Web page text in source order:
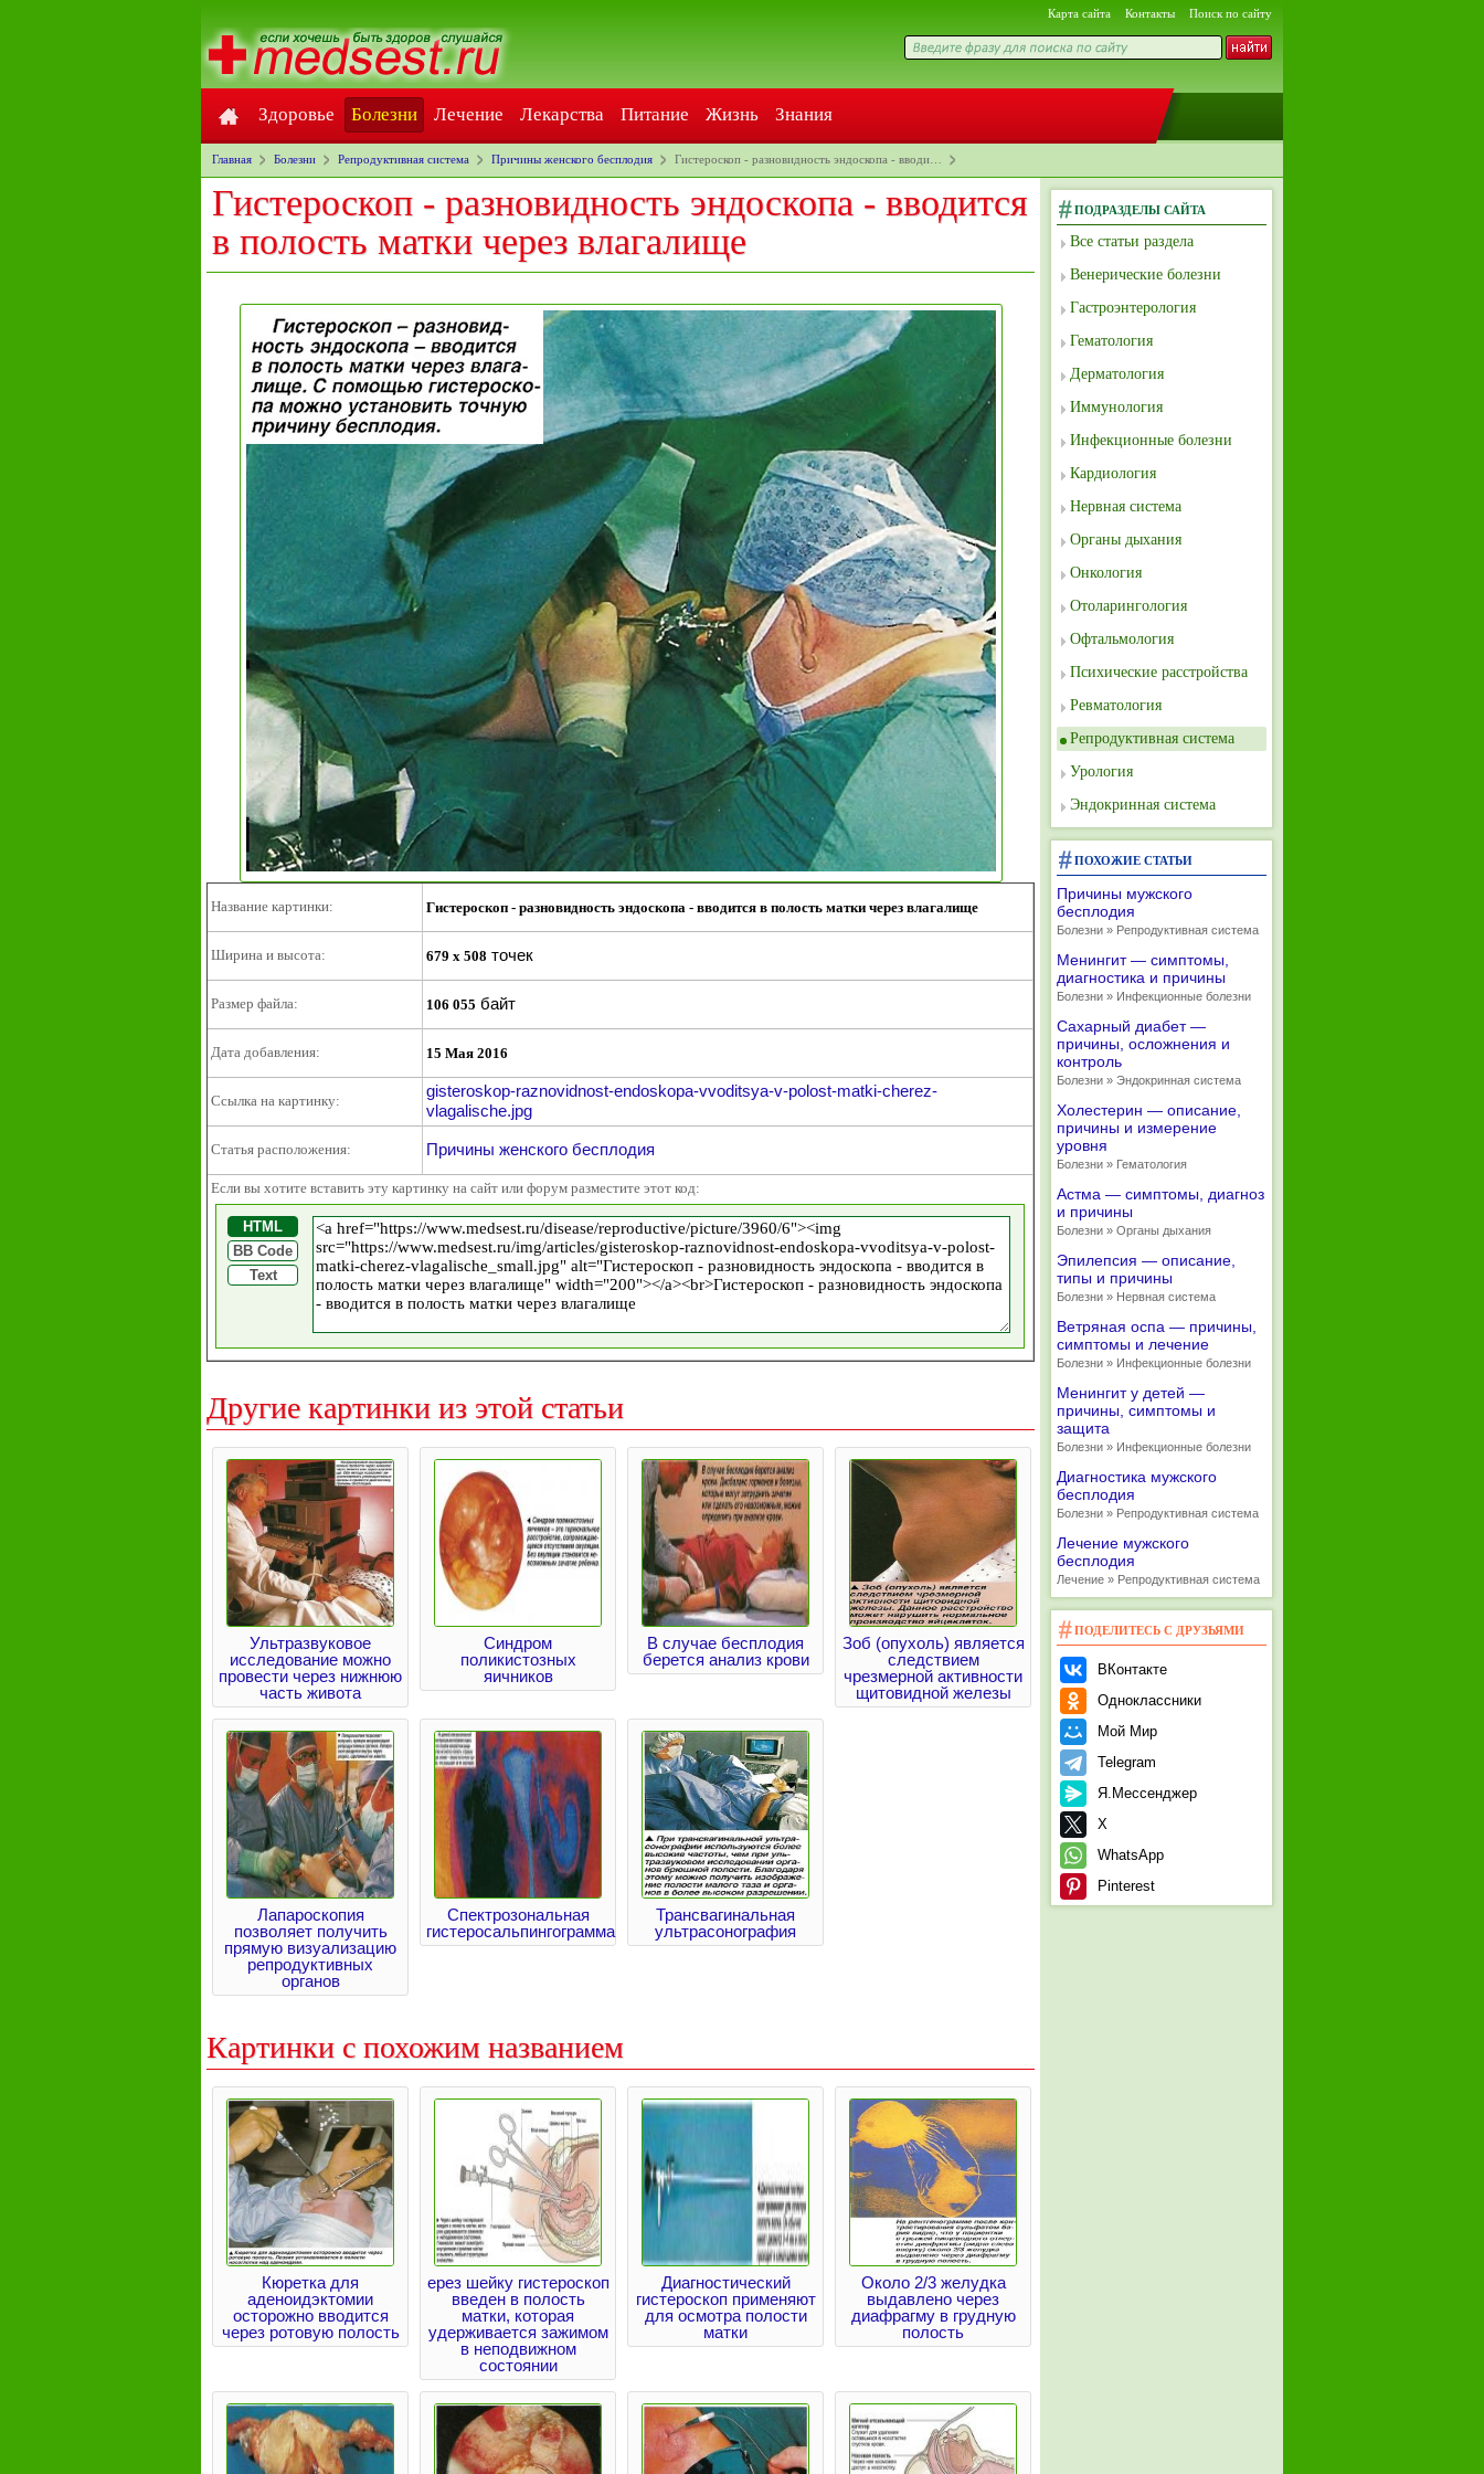
Карта сайта Контакты Поиск по сайту
Здоровье Болезни Лечение Лекарства Питание Жизнь Знания
Главная Болезни Репродуктивная система Причины женского бесплодия Гистероскоп - разновидность эндоскопа - вводи…
Гистероскоп - разновидность эндоскопа - вводится
в полость матки через влагалище
Название картинки: Гистероскоп - разновидность эндоскопа - вводится в полость матки через влагалище
Ширина и высота: 679 x 508 точек
Размер файла: 106 055 байт
Дата добавления: 15 Мая 2016
Ссылка на картинку:
gisteroskop-raznovidnost-endoskopa-vvoditsya-v-polost-matki-cherez-
vlagalische.jpg
Статья расположения: Причины женского бесплодия
Если вы хотите вставить эту картинку на сайт или форум разместите этот код:
HTML
BB Code
Text
Другие картинки из этой статьи
Ультразвуковое
исследование можно
провести через нижнюю
часть живота
Синдром
поликистозных
яичников
В случае бесплодия
берется анализ крови
Зоб (опухоль) является
следствием
чрезмерной активности
щитовидной железы
Лапароскопия
позволяет получить
прямую визуализацию
репродуктивных
органов
Спектрозональная
гистеросальпингограмма
Трансвагинальная
ультрасонография
Картинки с похожим названием
Кюретка для
аденоидэктомии
осторожно вводится
через ротовую полость
ерез шейку гистероскоп
введен в полость
матки, которая
удерживается зажимом
в неподвижном
состоянии
Диагностический
гистероскоп применяют
для осмотра полости
матки
Около 2/3 желудка
выдавлено через
диафрагму в грудную
полость
ПОДРАЗДЕЛЫ САЙТА
Все статьи раздела
Венерические болезни
Гастроэнтерология
Гематология
Дерматология
Иммунология
Инфекционные болезни
Кардиология
Нервная система
Органы дыхания
Онкология
Отоларингология
Офтальмология
Психические расстройства
Ревматология
Репродуктивная система
Урология
Эндокринная система
ПОХОЖИЕ СТАТЬИ
Причины мужского
бесплодия
Болезни » Репродуктивная система
Менингит — симптомы,
диагностика и причины
Болезни » Инфекционные болезни
Сахарный диабет —
причины, осложнения и
контроль
Болезни » Эндокринная система
Холестерин — описание,
причины и измерение
уровня
Болезни » Гематология
Астма — симптомы, диагноз
и причины
Болезни » Органы дыхания
Эпилепсия — описание,
типы и причины
Болезни » Нервная система
Ветряная оспа — причины,
симптомы и лечение
Болезни » Инфекционные болезни
Менингит у детей —
причины, симптомы и
защита
Болезни » Инфекционные болезни
Диагностика мужского
бесплодия
Болезни » Репродуктивная система
Лечение мужского
бесплодия
Лечение » Репродуктивная система
ПОДЕЛИТЕСЬ С ДРУЗЬЯМИ
ВКонтакте
Одноклассники
Мой Мир
Telegram
Я.Мессенджер
X
WhatsApp
Pinterest